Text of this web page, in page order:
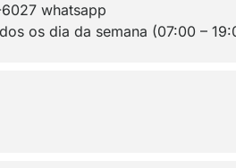
whatsapp
os dia da semana (07:00 –